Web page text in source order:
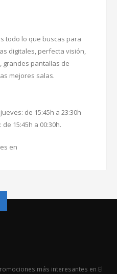
todo lo que buscas para
digitales, perfecta visión,
grandes pantallas de
mejores salas.
de 15:45h a 23:30h
15:45h a 00:30h.
en
más interesantes en El